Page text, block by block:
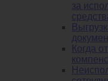
за
Когда